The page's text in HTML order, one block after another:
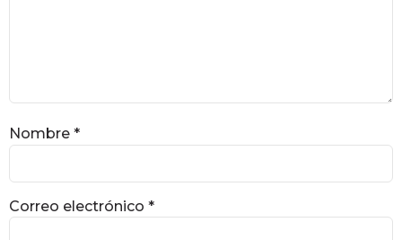
Nombre *
Correo electrónico *